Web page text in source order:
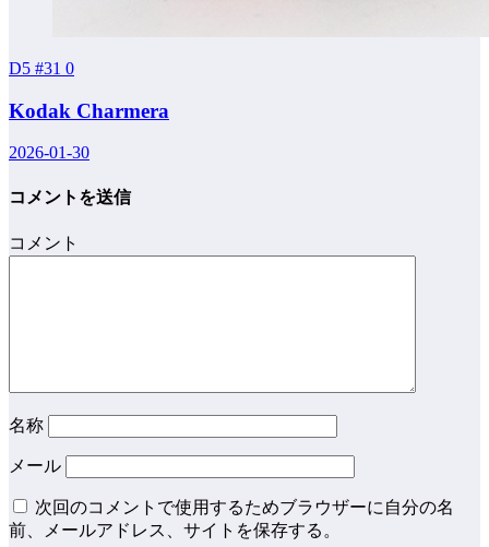
D5 #31 0
Kodak Charmera
2026-01-30
コメントを送信
コメント
名称
メール
次回のコメントで使用するためブラウザーに自分の名
前、メールアドレス、サイトを保存する。